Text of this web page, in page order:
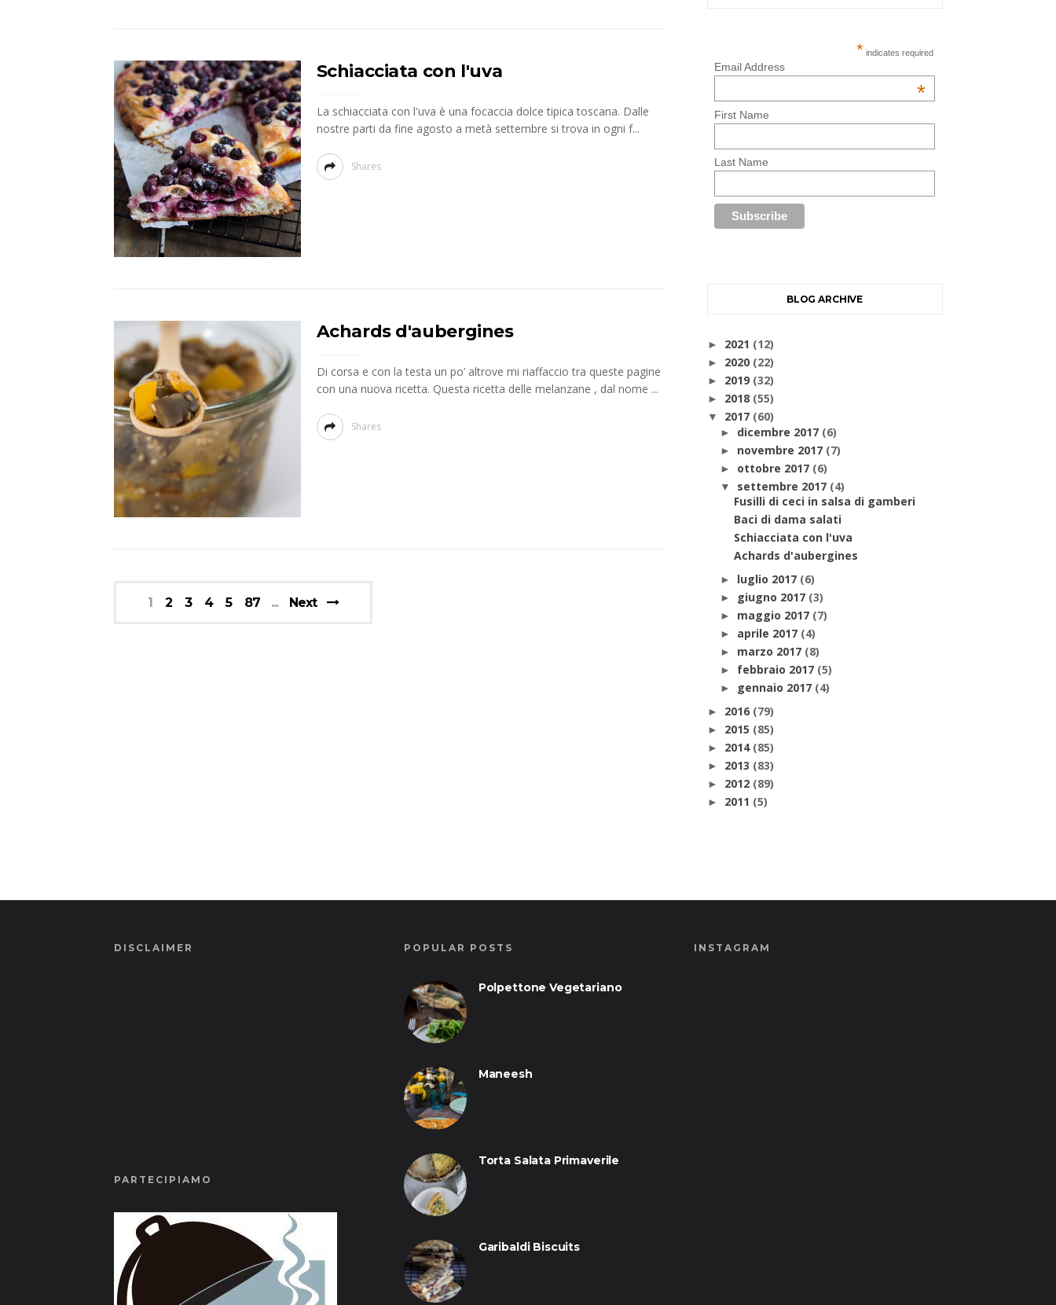
Schiacciata con l'uva
La schiacciata con l'uva è una focaccia dolce tipica toscana. Dalle
nostre parti da fine agosto a metà settembre si trova in ogni f...
Shares
Achards d'aubergines
Di corsa e con la testa un po’ altrove mi riaffaccio tra queste pagine
con una nuova ricetta. Questa ricetta delle melanzane , dal nome ...
Shares
1 2 3 4 5 87 Next
* indicates required
Email Address
*
First Name
Last Name
BLOG ARCHIVE
► 2021 (12)
► 2020 (22)
► 2019 (32)
► 2018 (55)
▼ 2017 (60)
► dicembre 2017 (6)
► novembre 2017 (7)
► ottobre 2017 (6)
▼ settembre 2017 (4)
Fusilli di ceci in salsa di gamberi
Baci di dama salati
Schiacciata con l'uva
Achards d'aubergines
► luglio 2017 (6)
► giugno 2017 (3)
► maggio 2017 (7)
► aprile 2017 (4)
► marzo 2017 (8)
► febbraio 2017 (5)
► gennaio 2017 (4)
► 2016 (79)
► 2015 (85)
► 2014 (85)
► 2013 (83)
► 2012 (89)
► 2011 (5)
DISCLAIMER
PARTECIPIAMO
POPULAR POSTS
Polpettone Vegetariano
Maneesh
Torta Salata Primaverile
Garibaldi Biscuits
INSTAGRAM